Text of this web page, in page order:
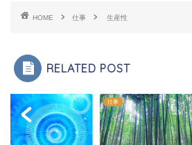
HOME 仕事 生産性
RELATED POST
仕事